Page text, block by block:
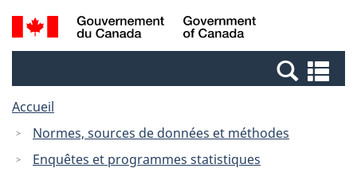
Passer
au
Passer
à
Canada
Recherche
et
et
Accueil
Normes, sources de données et méthodes
Enquêtes et programmes statistiques